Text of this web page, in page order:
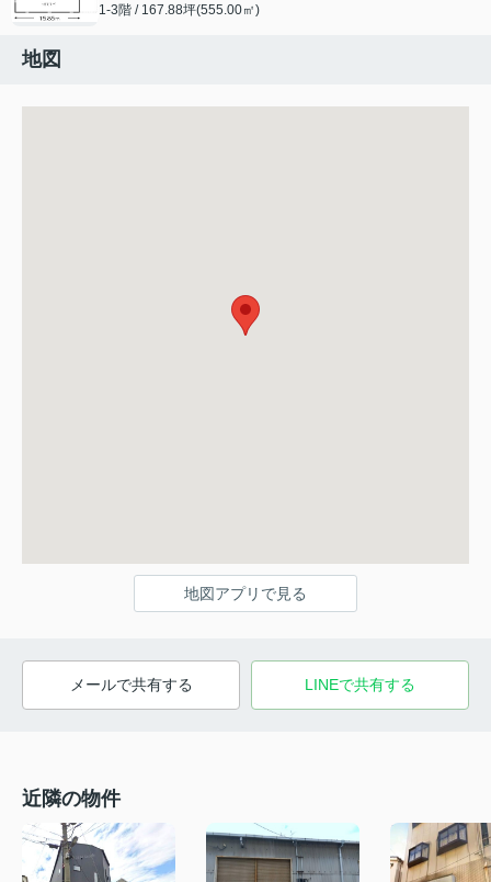
1-3階 / 167.88坪(555.00㎡)
地図
地図アプリで見る
メールで共有する LINEで共有する
近隣の物件